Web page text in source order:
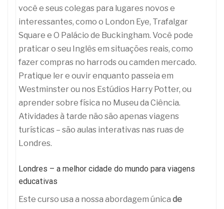
você e seus colegas para lugares novos e
interessantes, como o London Eye, Trafalgar
Square e O Palácio de Buckingham. Você pode
praticar o seu Inglês em situações reais, como
fazer compras no harrods ou camden mercado.
Pratique ler e ouvir enquanto passeia em
Westminster ou nos Estúdios Harry Potter, ou
aprender sobre física no Museu da Ciência.
Atividades à tarde não são apenas viagens
turísticas – são aulas interativas nas ruas de
Londres.
Londres – a melhor cidade do mundo para viagens
educativas
Este curso usa a nossa abordagem única de